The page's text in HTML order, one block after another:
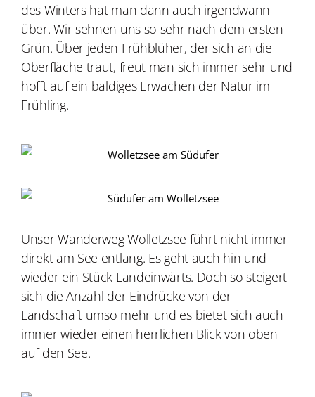
des Winters hat man dann auch irgendwann
über. Wir sehnen uns so sehr nach dem ersten
Grün. Über jeden Frühblüher, der sich an die
Oberfläche traut, freut man sich immer sehr und
hofft auf ein baldiges Erwachen der Natur im
Frühling.
Unser Wanderweg Wolletzsee führt nicht immer
direkt am See entlang. Es geht auch hin und
wieder ein Stück Landeinwärts. Doch so steigert
sich die Anzahl der Eindrücke von der
Landschaft umso mehr und es bietet sich auch
immer wieder einen herrlichen Blick von oben
auf den See.